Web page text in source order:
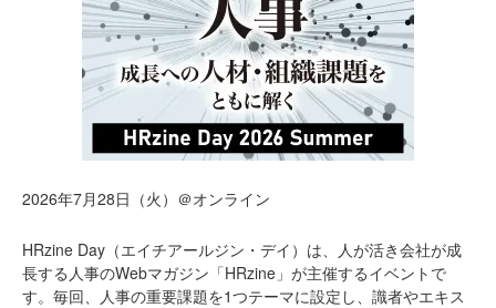
2026年7月28日（火）＠オンライン
HRzine Day（エイチアールジン・デイ）は、人が活き会社が成
長する人事のWebマガジン「HRzine」が主催するイベントで
す。毎回、人事の重要課題を1つテーマに設定し、識者やエキス